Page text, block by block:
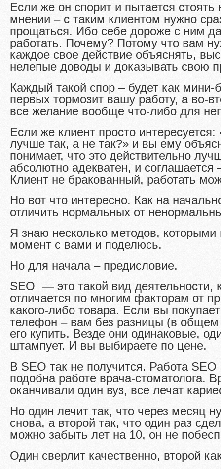
Если же он спорит и пытается стоять
мнении – с таким клиентом нужно
прощаться. Ибо себе дороже с ним
работать. Почему? Потому что вам
каждое свое действие объяснять,
нелепые доводы и доказывать свою
Каждый такой спор – будет как мини-
первых тормозит вашу работу, а во-
все желание вообще что-либо для
Если же клиент просто
лучше так, а не так?» и вы ему
понимает, что это действительно
абсолютно адекватен, и соглашается
Клиент не бракованный, работать
Но вот что интересно. Как на
отличить нормальных от
Я знаю несколько методов,
момент с вами и поделюсь.
Но для начала – предисловие.
SEO — это такой вид деятельности,
отличается по многим факторам от
какого-либо товара. Если вы
телефон – вам без разницы (в общем
его купить. Везде они одинаковые,
штампует. И вы выбираете по цене.
В SEO так не получится. Работа SEO
подобна работе врача-стоматолога.
оканчивали один вуз, все лечат
Но один лечит так, что через месяц
снова, а второй так, что один раз
можно забыть лет на 10, он не
Один сверлит качественно, второй